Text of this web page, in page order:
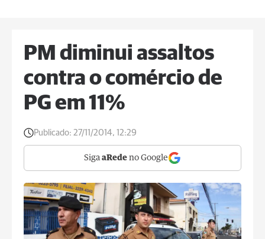
PM diminui assaltos
contra o comércio de
PG em 11%
Publicado: 27/11/2014, 12:29
Siga aRede no Google